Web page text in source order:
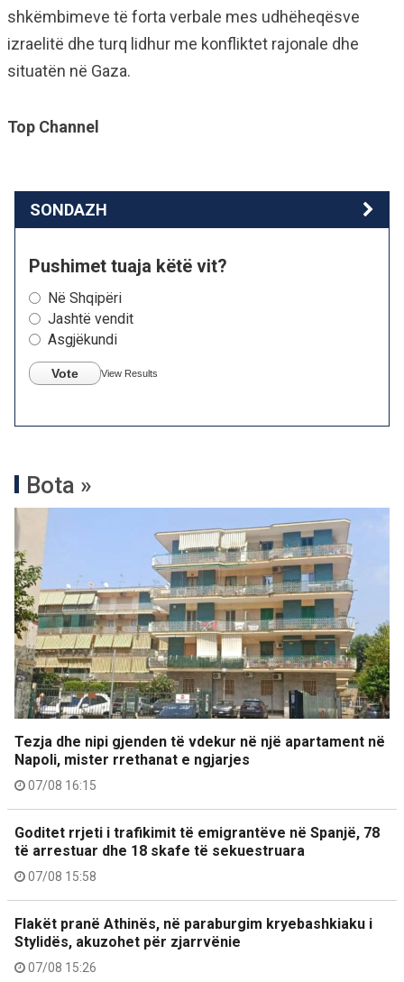
shkëmbimeve të forta verbale mes udhëheqësve
izraelitë dhe turq lidhur me konfliktet rajonale dhe
situatën në Gaza.
Top Channel
SONDAZH
Pushimet tuaja këtë vit?
Në Shqipëri
Jashtë vendit
Asgjëkundi
Vote View Results
Bota »
Tezja dhe nipi gjenden të vdekur në një apartament në
Napoli, mister rrethanat e ngjarjes
07/08 16:15
Goditet rrjeti i trafikimit të emigrantëve në Spanjë, 78
të arrestuar dhe 18 skafe të sekuestruara
07/08 15:58
Flakët pranë Athinës, në paraburgim kryebashkiaku i
Stylidës, akuzohet për zjarrvënie
07/08 15:26